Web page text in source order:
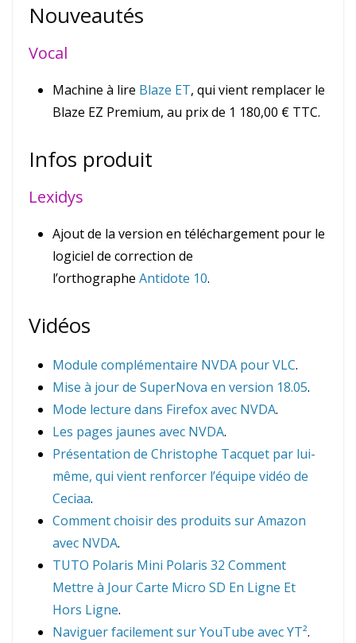
Nouveautés
Vocal
Machine à lire Blaze ET, qui vient remplacer le
Blaze EZ Premium, au prix de 1 180,00 € TTC.
Infos produit
Lexidys
Ajout de la version en téléchargement pour le
logiciel de correction de
l’orthographe Antidote 10.
Vidéos
Module complémentaire NVDA pour VLC.
Mise à jour de SuperNova en version 18.05.
Mode lecture dans Firefox avec NVDA.
Les pages jaunes avec NVDA.
Présentation de Christophe Tacquet par lui-
même, qui vient renforcer l’équipe vidéo de
Ceciaa.
Comment choisir des produits sur Amazon
avec NVDA.
TUTO Polaris Mini Polaris 32 Comment
Mettre à Jour Carte Micro SD En Ligne Et
Hors Ligne.
Naviguer facilement sur YouTube avec YT².